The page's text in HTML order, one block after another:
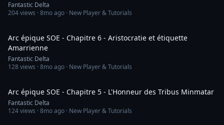
Fantastic Delta
204views ·8mo ago · New Player & Tutorials
Arc épique SOE - Chapitre 6 - Aristocratie et étiquette
Amarrienne
Fantastic Delta
128views ·8mo ago · New Player & Tutorials
Arc épique SOE - Chapitre 5 - L'Honneur des Tribus Minmatar
Fantastic Delta
124views ·8mo ago · New Player & Tutorials